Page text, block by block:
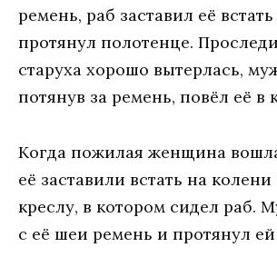
ремень, раб заставил её
протянул полотенце.
старуха хорошо вытерлась,
потянув за ремень, повёл её в
Когда пожилая женщина
её заставили встать на
креслу, в котором сидел раб.
с её шеи ремень и протянул ей